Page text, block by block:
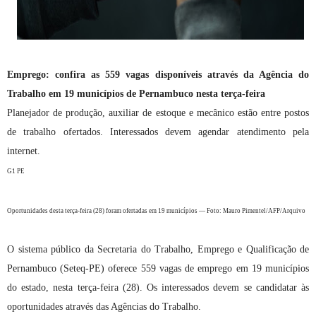
Emprego: confira as 559 vagas disponíveis através da Agência do
Trabalho em 19 municípios de Pernambuco nesta terça-feira
Planejador de produção, auxiliar de estoque e mecânico estão entre postos
de trabalho ofertados. Interessados devem agendar atendimento pela
internet.
G1 PE
Oportunidades desta terça-feira (28) foram ofertadas em 19 municípios — Foto: Mauro Pimentel/AFP/Arquivo
O sistema público da Secretaria do Trabalho, Emprego e Qualificação de
Pernambuco (Seteq-PE) oferece 559 vagas de emprego em 19 municípios
do estado, nesta terça-feira (28). Os interessados devem se candidatar às
oportunidades através das Agências do Trabalho.